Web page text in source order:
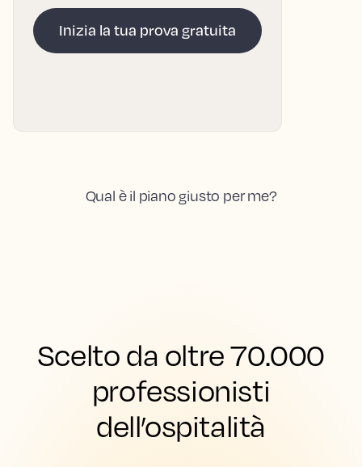
Inizia la tua prova gratuita
Qual è il piano giusto per me?
Scelto da oltre 70.000
professionisti
dell’ospitalità